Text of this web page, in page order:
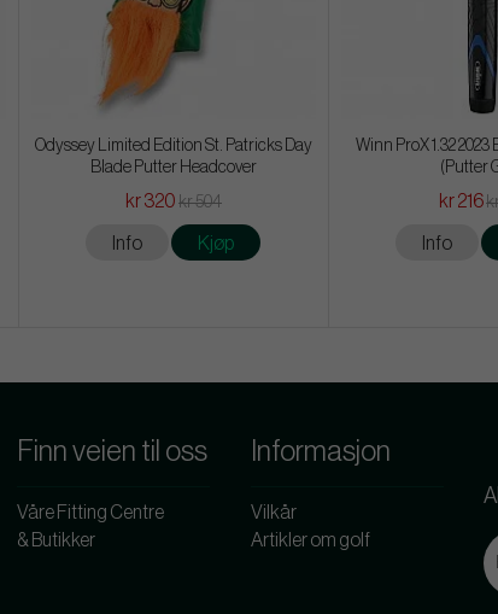
Odyssey Limited Edition St. Patricks Day
Blade Putter Headcover
kr 320 kr 504
Info Kjøp
Winn ProX 1.32
(Putter
kr 216
Info
Finn veien til oss
Våre Fitting Centre
& Butikker
Informasjon
Vilkår
Artikler om golf